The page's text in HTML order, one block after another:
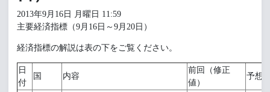
2013年9月16日 月曜日 11:59
主要経済指標（9月16日～9月20日）
経済指標の解説は表の下をご覧ください。
日
付
国 内容
前回（修正
値）
予想